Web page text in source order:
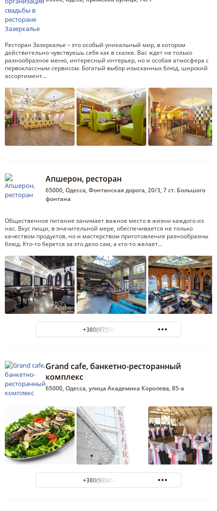
Ресторан Зазеркалье – это особый уникальный мир, в котором
действительно чувствуешь себя как в сказке. Вас ждет не только
разнообразное меню, интересный интерьер, но и особая атмосфера с
первоклассным сервисом. Богатый выбор изысканных блюд, широкий
ассортимент…
Апшерон, ресторан
65000, Одесса, Фонтанская дорога, 20/3, 7 ст. Большого
фонтана
Общественное питание занимает важное место в жизни каждого из
нас. Вкус пищи, в значительной мере, обеспечивается не только
качеством продуктов, но и мастерством приготовления разнообразны
блюд. Кто-то берется за это дело сам, а кто-то желает…
+380(97)580-77-55
Grand cafe, банкетно-ресторанный
комплекс
65000, Одесса, улица Академика Королева, 85-а
+380(93)454-96-01